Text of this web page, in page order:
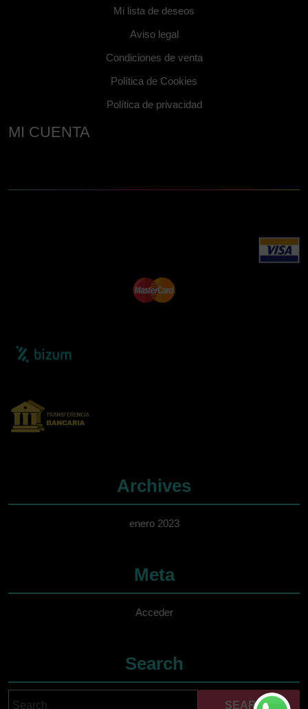
Mi lista de deseos
Aviso legal
Condiciones de venta
Política de Cookies
Política de privacidad
MI CUENTA
Archives
enero 2023
Meta
Acceder
Search
Cuando hay